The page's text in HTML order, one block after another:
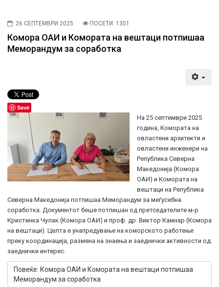
26 СЕПТЕМВРИ 2025 ПОСЕТИ: 1351
Комора ОАИ и Комората на вештаци потпишаа
Меморандум за соработка
Save
На 25 септември 2025
година, Комората на
овластени архитекти и
овластени инженери на
Република Северна
Македонија (Комора
ОАИ) и Комората на
вештаци на Република
Северна Македонија потпишаа Меморандум за меѓусебна
соработка. Документот беше потпишан од претседателите м-р
Кристинка Чулак (Комора ОАИ) и проф. др. Виктор Камнар (Комора
на вештаци). Целта е унапредување на коморското работење
преку координација, размена на знаења и заеднички активности од
заеднички интерес.
Повеќе: Комора ОАИ и Комората на вештаци потпишаа
Меморандум за соработка